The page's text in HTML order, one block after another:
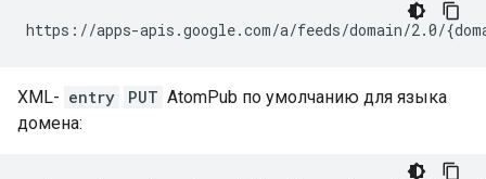
XML- entry PUT AtomPub по умолчанию для языка
домена: